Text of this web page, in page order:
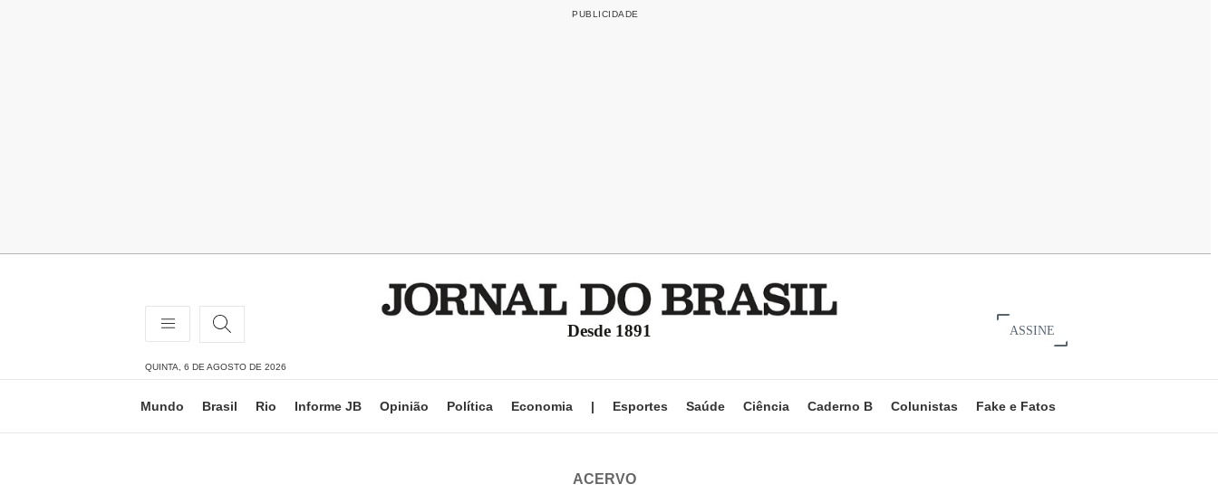
Desde 1891 ASSINE
QUINTA, 6 DE AGOSTO DE 2026
Mundo Brasil Rio Informe JB Opinião Política Economia | Esportes Saúde Ciência Caderno B Colunistas Fake e Fatos
ACERVO